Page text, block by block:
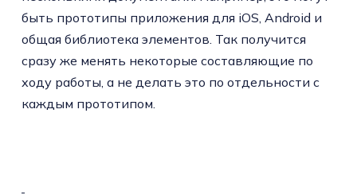
быть прототипы приложения для iOS, Android и
общая библиотека элементов. Так получится
сразу же менять некоторые составляющие по
ходу работы, а не делать это по отдельности с
каждым прототипом.